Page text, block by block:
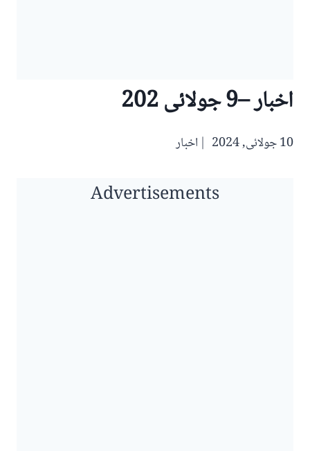
اخبار –9 جولائی 202
10 جولائی, 2024 اخبار
Advertisements